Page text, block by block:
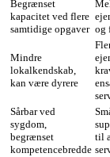
Begrænset
kapacitet ved flere
samtidige opgaver og
Mindre
lokalkendskab,
kan være dyrere
Sårbar ved
sygdom,
begrænset
kompetencebredde
til